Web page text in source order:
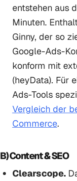
entstehen aus
Minuten.
Ginny, der so
Google-Ads-
konform mit
(heyData). Für
Ads-Tools
Vergleich der
Commerce.
B) Content & SEO
Clearscope.